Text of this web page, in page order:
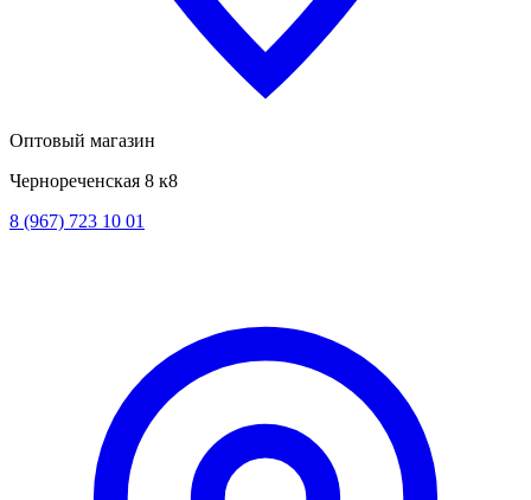
Оптовый магазин
Чернореченская 8 к8
8 (967) 723 10 01